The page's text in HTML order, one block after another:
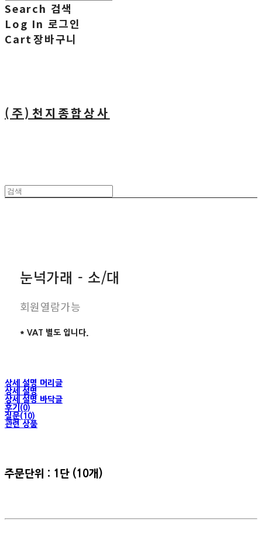
Search 검색
Log In 로그인
Cart장바구니
(주)천지종합상사
눈넉가래 - 소/대
회원열람가능
* VAT 별도 입니다.
상세 설명 머리글
상세 설명
상세 설명 바닥글
후기(0)
질문(10)
관련 상품
주문단위 : 1단 (10개)